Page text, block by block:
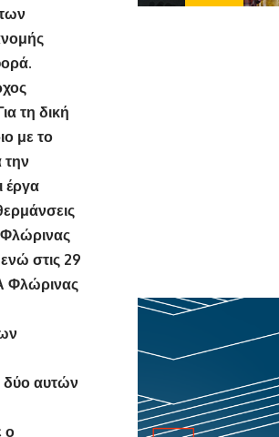
τη δική
με το
την
έργα
στις 29
Φλώρινας
δύο αυτών
ο